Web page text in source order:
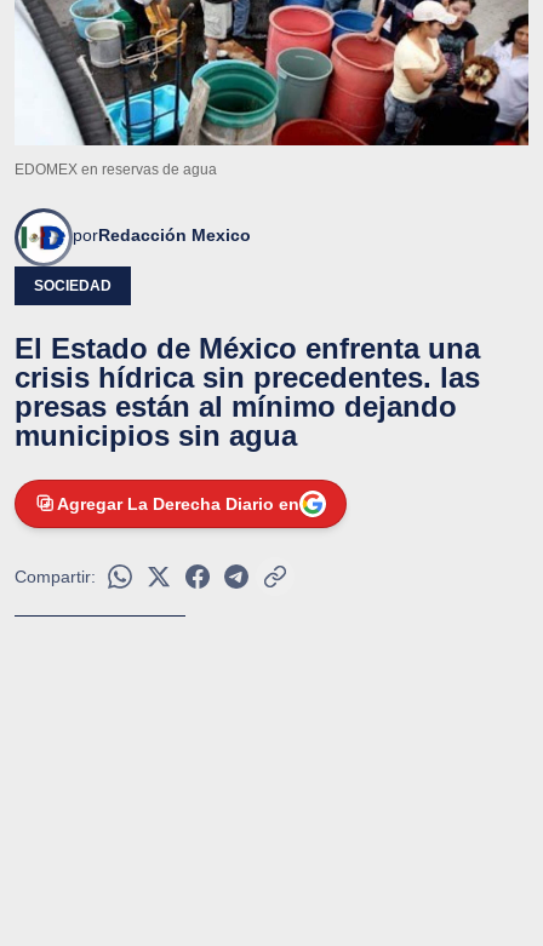
EDOMEX en reservas de agua
porRedacción Mexico
SOCIEDAD
El Estado de México enfrenta una
crisis hídrica sin precedentes. las
presas están al mínimo dejando
municipios sin agua
Agregar La Derecha Diario en
Compartir: